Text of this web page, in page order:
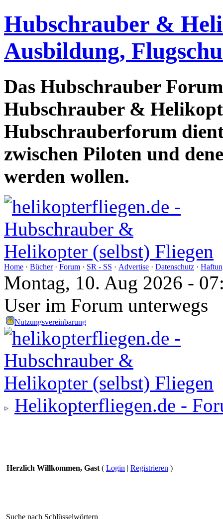
Hubschrauber &
Ausbildung,
Das Hubschrauber
Hubschrauber &
Hubschrauberforum
zwischen Piloten und
werden wollen.
Home · Bücher· Forum · SR - SS · Advertise · Datenschutz ·
Montag, 10. Aug 2026 -
User im Forum unterwegs
Nutzungsvereinbarung
Helikopterfliegen.de -
Herzlich Willkommen, Gast ( Login | Registrieren )
Suche nach Schlüsselwörtern